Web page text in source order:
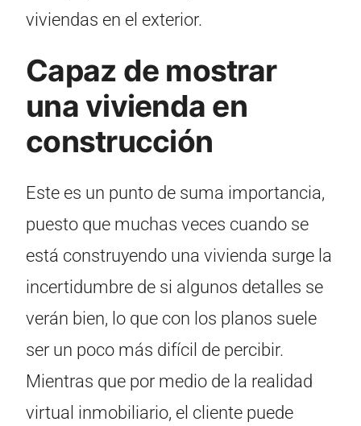
viviendas en el exterior.
Capaz de mostrar
una vivienda en
construcción
Este es un punto de suma importancia,
puesto que muchas veces cuando se
está construyendo una vivienda surge la
incertidumbre de si algunos detalles se
verán bien, lo que con los planos suele
ser un poco más difícil de percibir.
Mientras que por medio de la realidad
virtual inmobiliario, el cliente puede